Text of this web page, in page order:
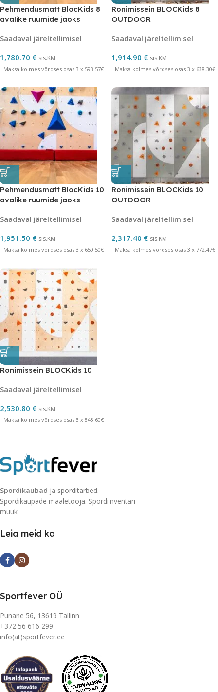
Pehmendusmatt BlocKids 8
avalike ruumide jaoks
Saadaval järeltellimisel
1,780.70 € sis.KM
Maksa kolmes võrdses osas 3 x 593.57€
Ronimissein BLOCKids 8
OUTDOOR
Saadaval järeltellimisel
1,914.90 € sis.KM
Maksa kolmes võrdses osas 3 x 638.30€
Pehmendusmatt BlocKids 10
avalike ruumide jaoks
Saadaval järeltellimisel
1,951.50 € sis.KM
Maksa kolmes võrdses osas 3 x 650.50€
Ronimissein BLOCKids 10
OUTDOOR
Saadaval järeltellimisel
2,317.40 € sis.KM
Maksa kolmes võrdses osas 3 x 772.47€
Ronimissein BLOCKids 10
Saadaval järeltellimisel
2,530.80 € sis.KM
Maksa kolmes võrdses osas 3 x 843.60€
Spordikaubad ja sporditarbed.
Spordikaupade maaletooja. Spordiinventari
müük.
Leia meid ka
Sportfever OÜ
Punane 56, 13619 Tallinn
+372 56 616 299
info(at)sportfever.ee